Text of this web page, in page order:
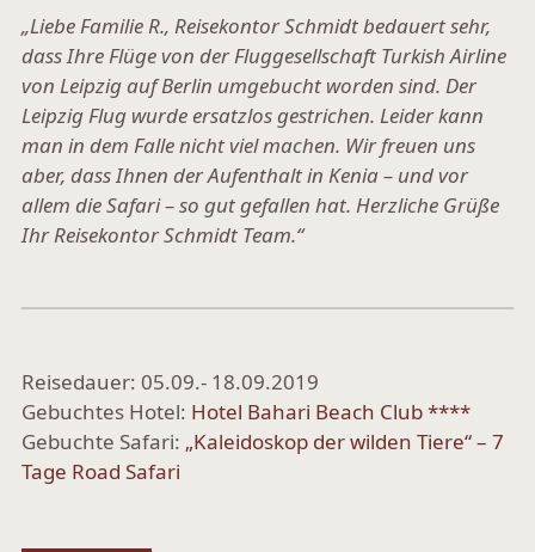
„Liebe Familie R., Reisekontor Schmidt bedauert sehr,
dass Ihre Flüge von der Fluggesellschaft Turkish Airline
von Leipzig auf Berlin umgebucht worden sind. Der
Leipzig Flug wurde ersatzlos gestrichen. Leider kann
man in dem Falle nicht viel machen. Wir freuen uns
aber, dass Ihnen der Aufenthalt in Kenia – und vor
allem die Safari – so gut gefallen hat. Herzliche Grüße
Ihr Reisekontor Schmidt Team.“
Reisedauer: 05.09.- 18.09.2019
Gebuchtes Hotel: Hotel Bahari Beach Club ****
Gebuchte Safari: „Kaleidoskop der wilden Tiere“ – 7
Tage Road Safari